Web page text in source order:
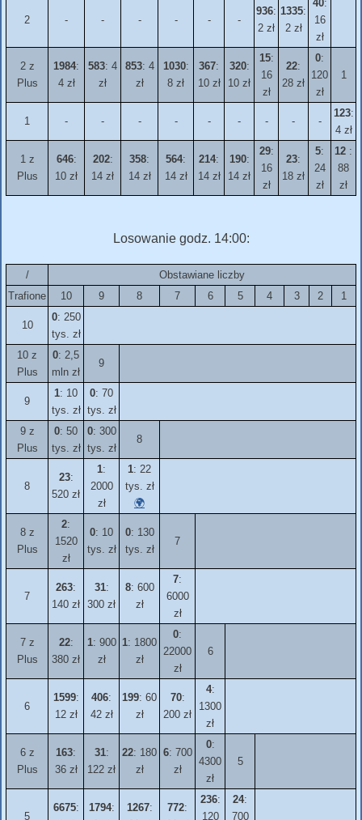
2 - - - - - -
936:
2 zł
1335:
2 zł
40:
16
zł
2 z
Plus
1984:
4 zł
583: 4
zł
853: 4
zł
1030:
8 zł
367:
10 zł
320:
10 zł
15:
16
zł
22:
28 zł
0:
120
zł
1
1 - - - - - - - - -
123:
4 zł
1 z
Plus
646:
10 zł
202:
14 zł
358:
14 zł
564:
14 zł
214:
14 zł
190:
14 zł
29:
16
zł
23:
18 zł
5:
24
zł
12 :
88
zł
Losowanie godz. 14:00:
/
Obstawiane liczby
Trafione
10 9 8 7 6 5 4 3 2 1
10
0: 250
tys. zł
10 z
Plus
0: 2,5
mln zł
9
9
1: 10
tys. zł
0: 70
tys. zł
9 z
Plus
0: 50
tys. zł
0: 300
tys. zł
8
8
23:
520 zł
1:
2000
zł
1: 22
tys. zł
🌍
8 z
Plus
2:
1520
zł
0: 10
tys. zł
0: 130
tys. zł
7
7
263:
140 zł
31:
300 zł
8: 600
zł
7:
6000
zł
7 z
Plus
22:
380 zł
1: 900
zł
1: 1800
zł
0:
22000
zł
6
6
1599:
12 zł
406:
42 zł
199: 60
zł
70:
200 zł
4:
1300
zł
6 z
Plus
163:
36 zł
31:
122 zł
22: 180
zł
6: 700
zł
0:
4300
zł
5
5
6675:
1794:
1267:
772:
236:
120
24:
700